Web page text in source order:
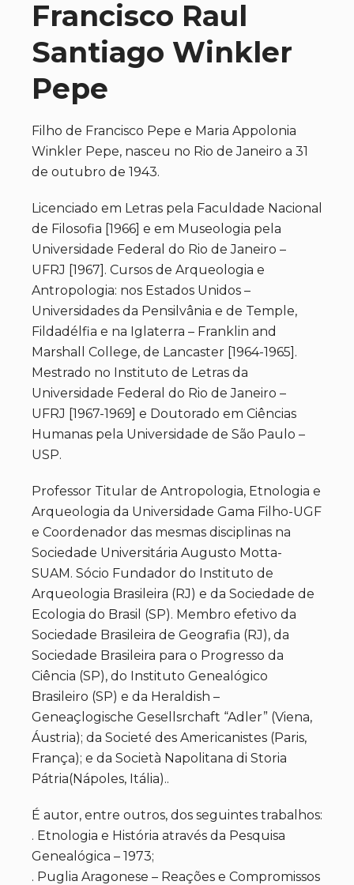
Francisco Raul
Santiago Winkler
Pepe
Filho de Francisco Pepe e Maria Appolonia
Winkler Pepe, nasceu no Rio de Janeiro a 31
de outubro de 1943.
Licenciado em Letras pela Faculdade Nacional
de Filosofia [1966] e em Museologia pela
Universidade Federal do Rio de Janeiro –
UFRJ [1967]. Cursos de Arqueologia e
Antropologia: nos Estados Unidos –
Universidades da Pensilvânia e de Temple,
Fildadélfia e na Iglaterra – Franklin and
Marshall College, de Lancaster [1964-1965].
Mestrado no Instituto de Letras da
Universidade Federal do Rio de Janeiro –
UFRJ [1967-1969] e Doutorado em Ciências
Humanas pela Universidade de São Paulo –
USP.
Professor Titular de Antropologia, Etnologia e
Arqueologia da Universidade Gama Filho-UGF
e Coordenador das mesmas disciplinas na
Sociedade Universitária Augusto Motta-
SUAM. Sócio Fundador do Instituto de
Arqueologia Brasileira (RJ) e da Sociedade de
Ecologia do Brasil (SP). Membro efetivo da
Sociedade Brasileira de Geografia (RJ), da
Sociedade Brasileira para o Progresso da
Ciência (SP), do Instituto Genealógico
Brasileiro (SP) e da Heraldish –
Geneaçlogische Gesellsrchaft “Adler” (Viena,
Áustria); da Societé des Americanistes (Paris,
França); e da Società Napolitana di Storia
Pátria(Nápoles, Itália)..
É autor, entre outros, dos seguintes trabalhos:
. Etnologia e História através da Pesquisa
Genealógica – 1973;
. Puglia Aragonese – Reações e Compromissos